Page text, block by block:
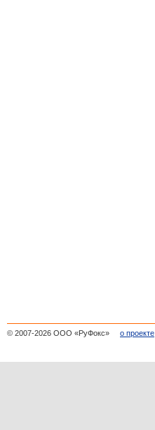
© 2007-2026 ООО «РуФокс» о проекте